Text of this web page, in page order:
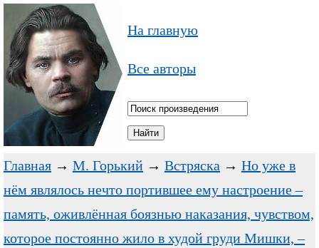
На главную
Все авторы
Главная → М. Горький → Встряска → Но уже в
нём являлось нечто портившее ему настроение –
память, оживлённая боязнью наказания, чувством,
которое постоянно жило в худой груди Мишки, –